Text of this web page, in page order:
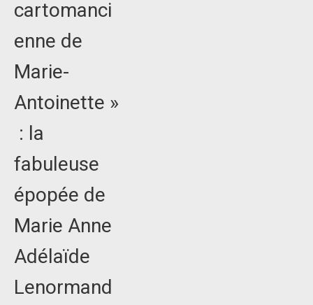
cartomanci
enne de
Marie-
Antoinette »
: la
fabuleuse
épopée de
Marie Anne
Adélaïde
Lenormand